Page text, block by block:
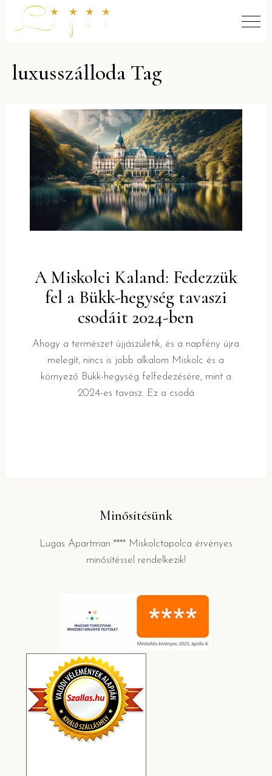
luxusszálloda Tag
A Miskolci Kaland: Fedezzük
fel a Bükk-hegység tavaszi
csodáit 2024-ben
Ahogy a természet újjászületik, és a napfény újra
melegít, nincs is jobb alkalom Miskolc és a
környező Bükk-hegység felfedezésére, mint a
2024-es tavasz. Ez a csodá
Minősítésünk
Lugas Apartman **** Miskolctapolca érvényes
minősítéssel rendelkezik!